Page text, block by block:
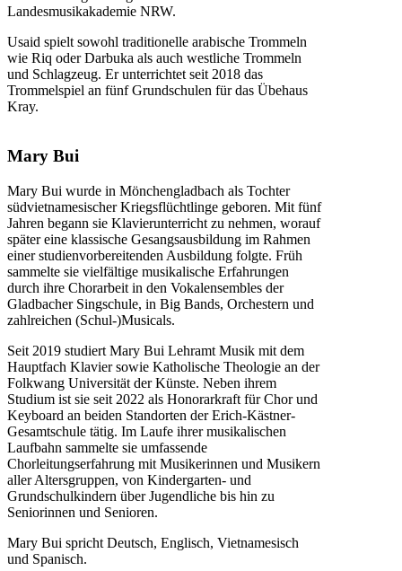
Landesmusikakademie NRW.
Usaid spielt sowohl traditionelle arabische Trommeln
wie Riq oder Darbuka als auch westliche Trommeln
und Schlagzeug. Er unterrichtet seit 2018 das
Trommelspiel an fünf Grundschulen für das Übehaus
Kray.
Mary Bui
Mary Bui wurde in Mönchengladbach als Tochter
südvietnamesischer Kriegsflüchtlinge geboren. Mit fünf
Jahren begann sie Klavierunterricht zu nehmen, worauf
später eine klassische Gesangsausbildung im Rahmen
einer studienvorbereitenden Ausbildung folgte. Früh
sammelte sie vielfältige musikalische Erfahrungen
durch ihre Chorarbeit in den Vokalensembles der
Gladbacher Singschule, in Big Bands, Orchestern und
zahlreichen (Schul-)Musicals.
Seit 2019 studiert Mary Bui Lehramt Musik mit dem
Hauptfach Klavier sowie Katholische Theologie an der
Folkwang Universität der Künste. Neben ihrem
Studium ist sie seit 2022 als Honorarkraft für Chor und
Keyboard an beiden Standorten der Erich-Kästner-
Gesamtschule tätig. Im Laufe ihrer musikalischen
Laufbahn sammelte sie umfassende
Chorleitungserfahrung mit Musikerinnen und Musikern
aller Altersgruppen, von Kindergarten- und
Grundschulkindern über Jugendliche bis hin zu
Seniorinnen und Senioren.
Mary Bui spricht Deutsch, Englisch, Vietnamesisch
und Spanisch.